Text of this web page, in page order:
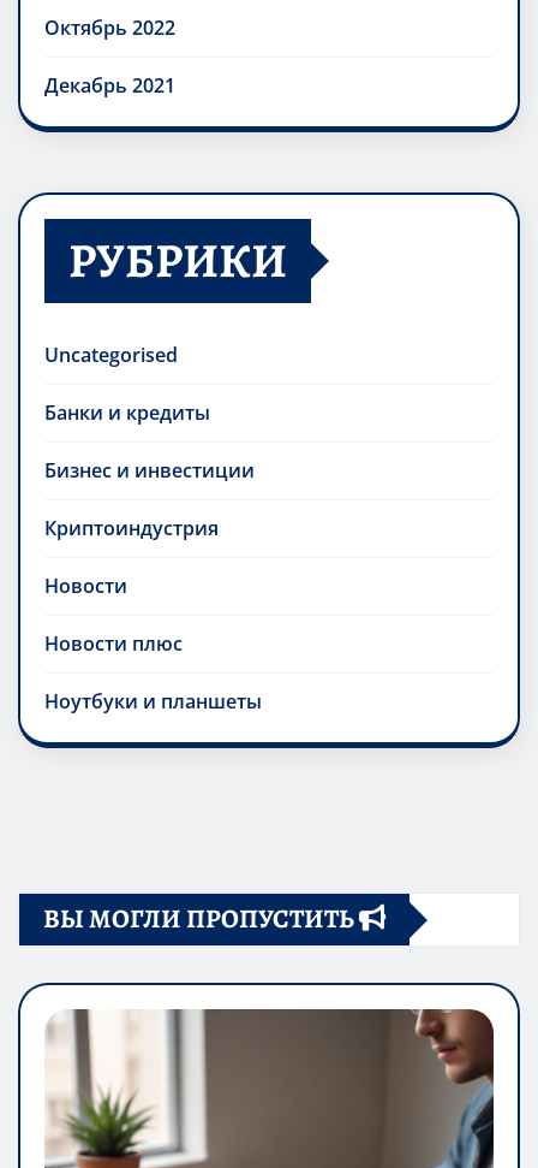
Октябрь 2022
Декабрь 2021
РУБРИКИ
Uncategorised
Банки и кредиты
Бизнес и инвестиции
Криптоиндустрия
Новости
Новости плюс
Ноутбуки и планшеты
ВЫ МОГЛИ ПРОПУСТИТЬ